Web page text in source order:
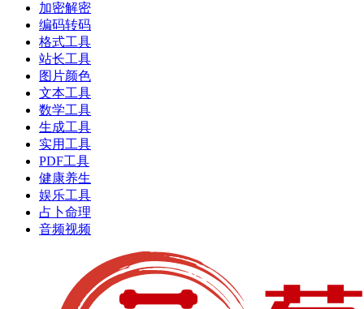
加密解密
编码转码
格式工具
站长工具
图片颜色
文本工具
数学工具
生成工具
实用工具
PDF工具
健康养生
娱乐工具
占卜命理
音频视频